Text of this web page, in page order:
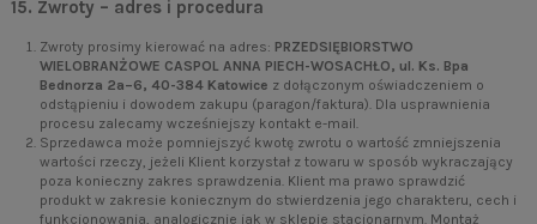
15. Zwroty – adres i procedura
Zwroty prosimy kierować na adres: PRZEDSIĘBIORSTWO
WIELOBRANŻOWE CASPOL ANNA PIECH-WOSACHŁO, ul. Ks. Bpa
Bednorza 2a–6, 40-384 Katowice z dołączonym oświadczeniem o
odstąpieniu i dowodem zakupu (paragon/faktura). Dla usprawnienia
procesu zalecamy wcześniejszy kontakt e-mail.
Sprzedawca może pomniejszyć kwotę zwrotu o wartość zmniejszenia
wartości rzeczy, jeżeli Klient korzystał z towaru w sposób wykraczający
poza konieczny zakres sprawdzenia. Klient ma prawo sprawdzić
produkt w zakresie koniecznym do stwierdzenia jego charakteru, cech i
funkcjonowania, analogicznie jak w sklepie stacjonarnym. Montaż